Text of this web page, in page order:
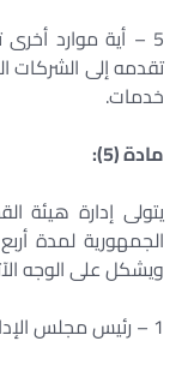
5 – أية موارد
تقدمه إلى الشركات
خدمات.
مادة (5):
يتولى إدارة هيئة
الجمهورية لمدة
ويشكل على الوجه
1 – رئيس مجلس الإدارة.